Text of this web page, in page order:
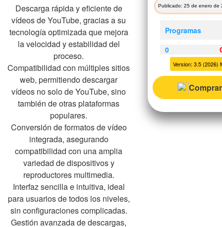
Descarga rápida y eficiente de
vídeos de YouTube, gracias a su
tecnología optimizada que mejora
la velocidad y estabilidad del
proceso.
Compatibilidad con múltiples sitios
web, permitiendo descargar
vídeos no solo de YouTube, sino
también de otras plataformas
populares.
Conversión de formatos de vídeo
integrada, asegurando
compatibilidad con una amplia
variedad de dispositivos y
reproductores multimedia.
Interfaz sencilla e intuitiva, ideal
para usuarios de todos los niveles,
sin configuraciones complicadas.
Gestión avanzada de descargas,
Publicado: 25 de enero de
Programas
0
Version: 3.5 (2026)